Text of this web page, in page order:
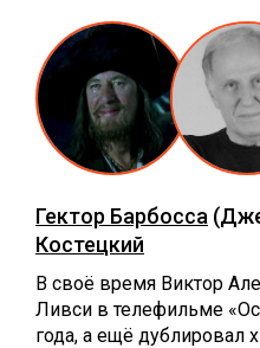
Гектор Барбосса
Костецкий
В своё время Виктор
Ливси в телефильме
года, а ещё дублировал